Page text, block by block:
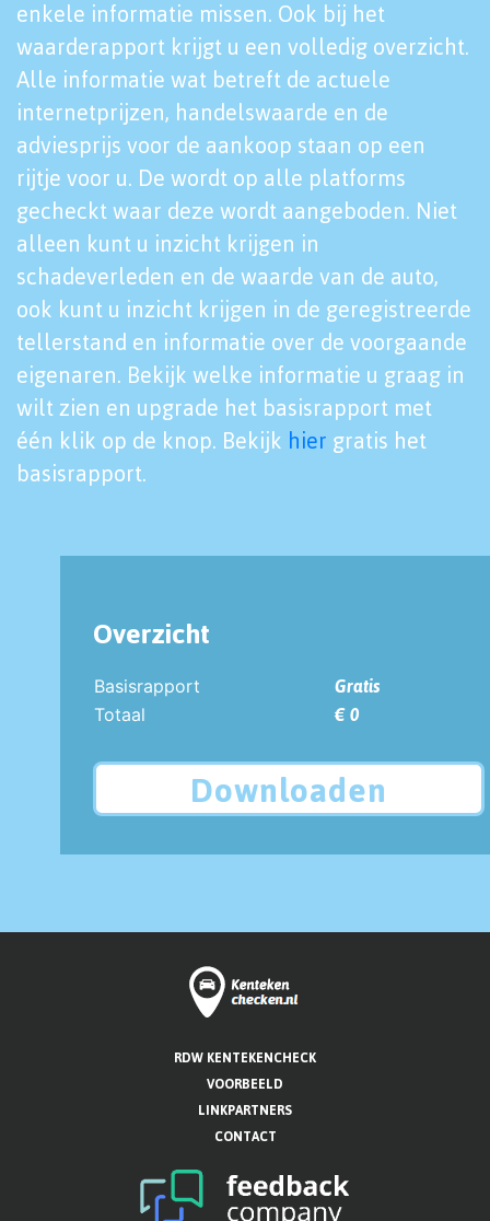
enkele informatie missen. Ook bij het
waarderapport krijgt u een volledig overzicht.
Alle informatie wat betreft de actuele
internetprijzen, handelswaarde en de
adviesprijs voor de aankoop staan op een
rijtje voor u. De wordt op alle platforms
gecheckt waar deze wordt aangeboden. Niet
alleen kunt u inzicht krijgen in
schadeverleden en de waarde van de auto,
ook kunt u inzicht krijgen in de geregistreerde
tellerstand en informatie over de voorgaande
eigenaren. Bekijk welke informatie u graag in
wilt zien en upgrade het basisrapport met
één klik op de knop. Bekijk hier gratis het
basisrapport.
Overzicht
Basisrapport
Gratis
Totaal
€ 0
Downloaden
RDW KENTEKENCHECK
VOORBEELD
LINKPARTNERS
CONTACT